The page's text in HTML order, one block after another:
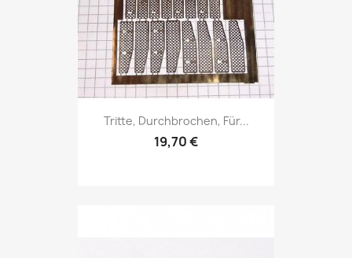
Tritte, Durchbrochen, Für...
19,70 €